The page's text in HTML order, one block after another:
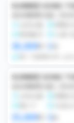
SUMMER SONIC
2026年8月15日 /
公演7
38,000 1
SUMMER SONIC
2026年8月15日 /
5日前
35,000 2